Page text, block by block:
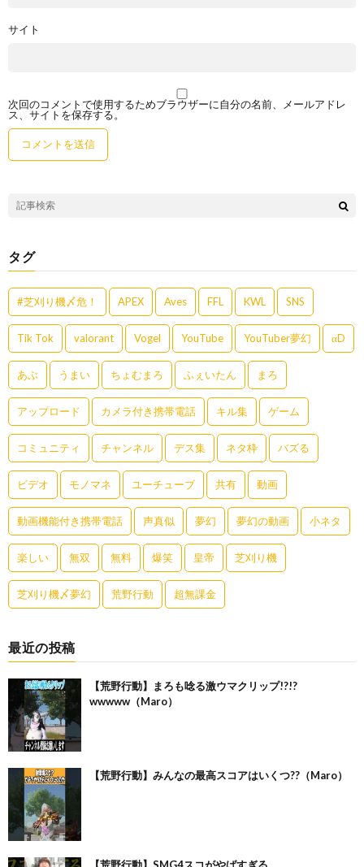
サイト
次回のコメントで使用するためブラウザーに自分の名前、メールアドレ
ス、サイトを保存する。
タグ
#芝刈り機〆危！ APEX Aves FFL KWL SNS
Tik Tok valorant Vogel YouTube YouTuber夢幻 αD
あぶ うまい ちょむまろ ふぇいたん まろ
アップロード カメラ付き携帯電話 キル集 ゲーム
コミュニティ チャンネル デス集 ネタ枠 バズる
ビデオ モノマネ ユーチューブ 共有 動画
動画機能付き携帯電話 声真似 夢幻 夢幻の動画 小ネタ
楽しい 無双 無料 爆笑 皇帝 芝刈り機
芝刈り機〆夢幻 荒野行動 超無課金
最近の投稿
【荒野行動】まろも唸る激ウマクリップ!?!?
wwwww（Maro）
【荒野行動】みんなの最高スコアはいくつ??（Maro）
【荒野行動】SMG4スコがやばすぎる